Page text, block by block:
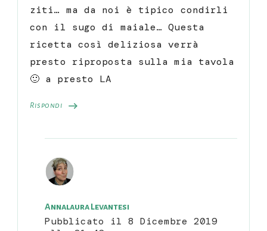
Rispondi
ziti… ma da noi è tipico condirli
con il sugo di maiale… Questa
ricetta così deliziosa verrà
presto riproposta sulla mia tavola
🙂 a presto LA
Annalaura Levantesi
Pubblicato il 8 Dicembre 2019